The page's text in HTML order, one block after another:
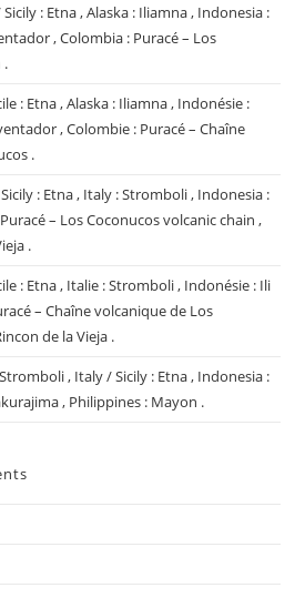
: Etna , Alaska : Iliamna , Indonesia :
, Colombia : Puracé – Los
.
: Etna , Alaska : Iliamna , Indonésie :
, Colombie : Puracé – Chaîne
.
: Etna , Italy : Stromboli , Indonesia :
– Los Coconucos volcanic chain ,
.
: Etna , Italie : Stromboli , Indonésie : Ili
– Chaîne volcanique de Los
de la Vieja .
, Italy / Sicily : Etna , Indonesia :
, Philippines : Mayon .